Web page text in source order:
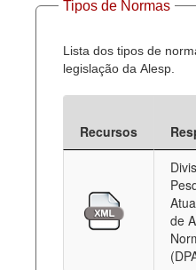
Tipos de Normas
Lista dos tipos de
legislação da Alesp.
Recursos
de